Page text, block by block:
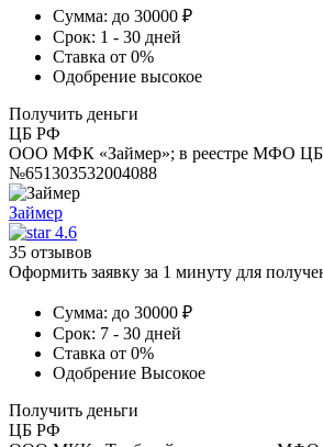
Сумма: до 30000 ₽
Срок: 1 - 30 дней
Ставка от 0%
Одобрение высокое
Получить деньги
ЦБ РФ
ООО МФК «Займер»; в реестре МФО
№651303532004088
Займер
4.6
35 отзывов
Оформить заявку за 1 минуту для
Сумма: до 30000 ₽
Срок: 7 - 30 дней
Ставка от 0%
Одобрение Высокое
Получить деньги
ЦБ РФ